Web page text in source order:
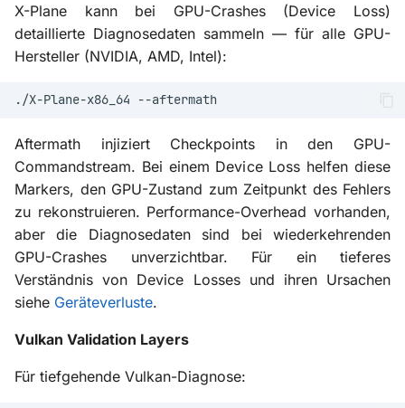
X-Plane kann bei GPU-Crashes (Device Loss)
detaillierte Diagnosedaten sammeln — für alle GPU-
Hersteller (NVIDIA, AMD, Intel):
./X-Plane-x86_64
Aftermath injiziert Checkpoints in den GPU-
Commandstream. Bei einem Device Loss helfen diese
Markers, den GPU-Zustand zum Zeitpunkt des Fehlers
zu rekonstruieren. Performance-Overhead vorhanden,
aber die Diagnosedaten sind bei wiederkehrenden
GPU-Crashes unverzichtbar. Für ein tieferes
Verständnis von Device Losses und ihren Ursachen
siehe Geräteverluste.
Vulkan Validation Layers
Für tiefgehende Vulkan-Diagnose: